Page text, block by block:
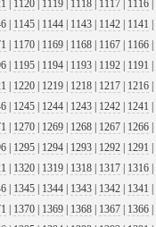
|
1116
|
1117
|
1118
|
1119
|
1120
1141
|
1142
|
1143
|
1144
|
1145
|
|
1166
|
1167
|
1168
|
1169
|
1170
1191
|
1192
|
1193
|
1194
|
1195
|
|
1216
|
1217
|
1218
|
1219
|
1220
1241
|
1242
|
1243
|
1244
|
1245
|
|
1266
|
1267
|
1268
|
1269
|
1270
1291
|
1292
|
1293
|
1294
|
1295
|
|
1316
|
1317
|
1318
|
1319
|
1320
1341
|
1342
|
1343
|
1344
|
1345
|
|
1366
|
1367
|
1368
|
1369
|
1370